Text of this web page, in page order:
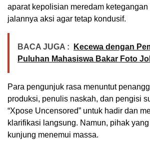
aparat kepolisian meredam
jalannya aksi agar tetap kondusif.
BACA JUGA :
Kecewa dengan
Puluhan Mahasiswa Bakar Foto
Para pengunjuk rasa menuntut
produksi, penulis naskah, dan pengisi
“Xpose Uncensored” untuk hadir dan
klarifikasi langsung. Namun, pihak
kunjung menemui massa.